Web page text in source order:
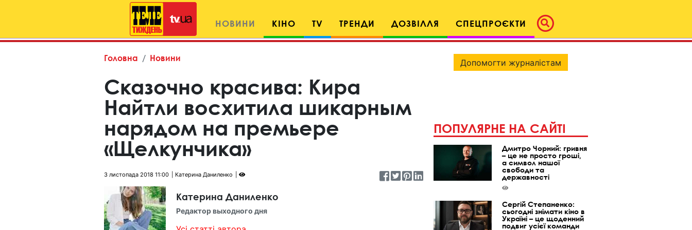
НОВИНИ КІНО TV ТРЕНДИ ДОЗВІЛЛЯ СПЕЦПРОЄКТИ
Головна Новини
Сказочно красива: Кира
Найтли восхитила шикарным
нарядом на премьере
«Щелкунчика»
3 листопада 2018 11:00 Катерина Даниленко
Катерина Даниленко
Редактор выходного дня
Допомогти журналістам
ПОПУЛЯРНЕ НА САЙТІ
Дмитро Чорний: гривня
– це не просто гроші,
а символ нашої
свободи та
державності
Сергій Степаненко:
сьогодні знімати кіно в
Україні – це щоденний
подвиг усієї команди